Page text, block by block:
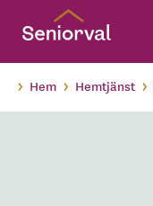
Hem Hemtjänst